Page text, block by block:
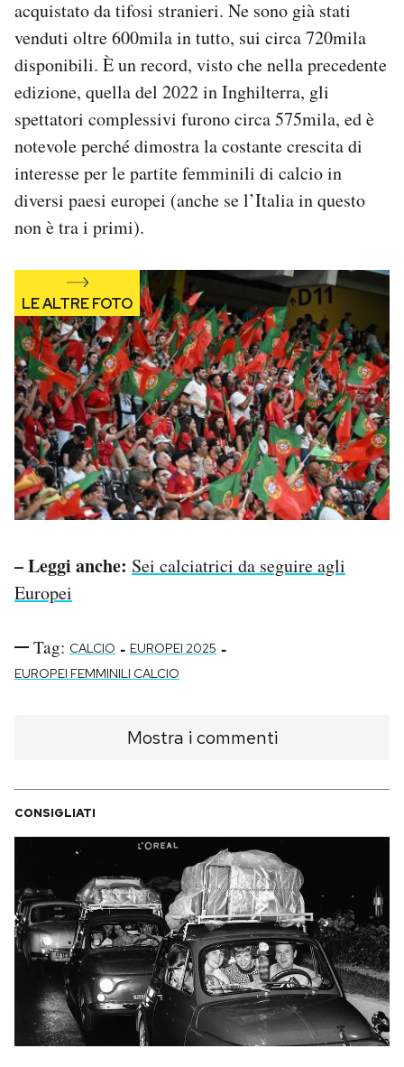
acquistato da tifosi stranieri. Ne sono già stati
venduti oltre 600mila in tutto, sui circa 720mila
disponibili. È un record, visto che nella precedente
edizione, quella del 2022 in Inghilterra, gli
spettatori complessivi furono circa 575mila, ed è
notevole perché dimostra la costante crescita di
interesse per le partite femminili di calcio in
diversi paesi europei (anche se l’Italia in questo
non è tra i primi).
– Leggi anche: Sei calciatrici da seguire agli
Europei
Tag: CALCIO - EUROPEI 2025 -
EUROPEI FEMMINILI CALCIO
Mostra i commenti
CONSIGLIATI